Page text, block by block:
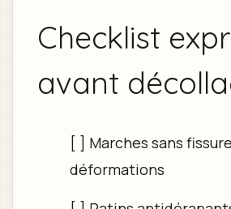
Checklist
avant
[ ] Marches sans
déformations